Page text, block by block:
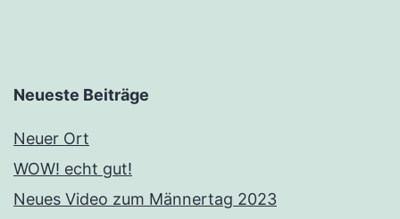
Neueste Beiträge
Neuer Ort
WOW! echt gut!
Neues Video zum Männertag 2023